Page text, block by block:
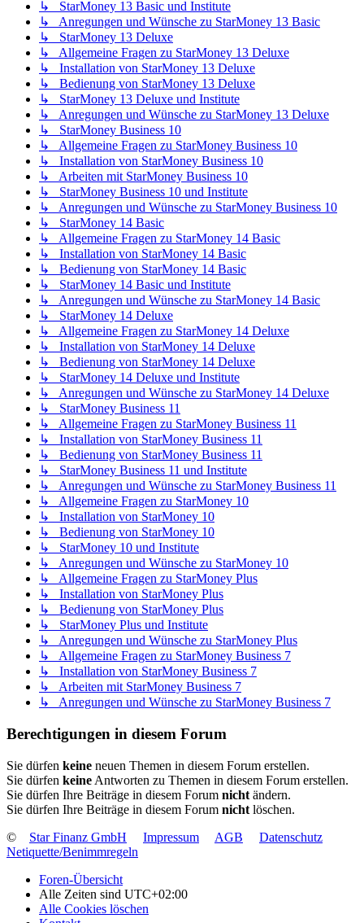
↳ StarMoney 13 Basic und Institute
↳ Anregungen und Wünsche zu StarMoney 13 Basic
↳ StarMoney 13 Deluxe
↳ Allgemeine Fragen zu StarMoney 13 Deluxe
↳ Installation von StarMoney 13 Deluxe
↳ Bedienung von StarMoney 13 Deluxe
↳ StarMoney 13 Deluxe und Institute
↳ Anregungen und Wünsche zu StarMoney 13 Deluxe
↳ StarMoney Business 10
↳ Allgemeine Fragen zu StarMoney Business 10
↳ Installation von StarMoney Business 10
↳ Arbeiten mit StarMoney Business 10
↳ StarMoney Business 10 und Institute
↳ Anregungen und Wünsche zu StarMoney Business 10
↳ StarMoney 14 Basic
↳ Allgemeine Fragen zu StarMoney 14 Basic
↳ Installation von StarMoney 14 Basic
↳ Bedienung von StarMoney 14 Basic
↳ StarMoney 14 Basic und Institute
↳ Anregungen und Wünsche zu StarMoney 14 Basic
↳ StarMoney 14 Deluxe
↳ Allgemeine Fragen zu StarMoney 14 Deluxe
↳ Installation von StarMoney 14 Deluxe
↳ Bedienung von StarMoney 14 Deluxe
↳ StarMoney 14 Deluxe und Institute
↳ Anregungen und Wünsche zu StarMoney 14 Deluxe
↳ StarMoney Business 11
↳ Allgemeine Fragen zu StarMoney Business 11
↳ Installation von StarMoney Business 11
↳ Bedienung von StarMoney Business 11
↳ StarMoney Business 11 und Institute
↳ Anregungen und Wünsche zu StarMoney Business 11
↳ Allgemeine Fragen zu StarMoney 10
↳ Installation von StarMoney 10
↳ Bedienung von StarMoney 10
↳ StarMoney 10 und Institute
↳ Anregungen und Wünsche zu StarMoney 10
↳ Allgemeine Fragen zu StarMoney Plus
↳ Installation von StarMoney Plus
↳ Bedienung von StarMoney Plus
↳ StarMoney Plus und Institute
↳ Anregungen und Wünsche zu StarMoney Plus
↳ Allgemeine Fragen zu StarMoney Business 7
↳ Installation von StarMoney Business 7
↳ Arbeiten mit StarMoney Business 7
↳ Anregungen und Wünsche zu StarMoney Business 7
Berechtigungen in diesem Forum
Sie dürfen keine neuen Themen in diesem Forum erstellen.
Sie dürfen keine Antworten zu Themen in diesem Forum erstellen.
Sie dürfen Ihre Beiträge in diesem Forum nicht ändern.
Sie dürfen Ihre Beiträge in diesem Forum nicht löschen.
©
Star Finanz GmbH Impressum AGB
Datenschutz
Netiquette/Benimmregeln
Foren-Übersicht
Alle Zeiten sind UTC+02:00
Alle Cookies löschen